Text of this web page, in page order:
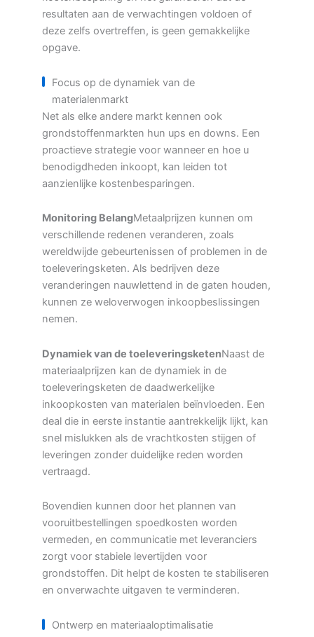
resultaten aan de verwachtingen voldoen of
deze zelfs overtreffen, is geen gemakkelijke
opgave.
Focus op de dynamiek van de
materialenmarkt
Net als elke andere markt kennen ook
grondstoffenmarkten hun ups en downs. Een
proactieve strategie voor wanneer en hoe u
benodigdheden inkoopt, kan leiden tot
aanzienlijke kostenbesparingen.
Monitoring BelangMetaalprijzen kunnen om
verschillende redenen veranderen, zoals
wereldwijde gebeurtenissen of problemen in de
toeleveringsketen. Als bedrijven deze
veranderingen nauwlettend in de gaten houden,
kunnen ze weloverwogen inkoopbeslissingen
nemen.
Dynamiek van de toeleveringsketenNaast de
materiaalprijzen kan de dynamiek in de
toeleveringsketen de daadwerkelijke
inkoopkosten van materialen beïnvloeden. Een
deal die in eerste instantie aantrekkelijk lijkt, kan
snel mislukken als de vrachtkosten stijgen of
leveringen zonder duidelijke reden worden
vertraagd.
Bovendien kunnen door het plannen van
vooruitbestellingen spoedkosten worden
vermeden, en communicatie met leveranciers
zorgt voor stabiele levertijden voor
grondstoffen. Dit helpt de kosten te stabiliseren
en onverwachte uitgaven te verminderen.
Ontwerp en materiaaloptimalisatie